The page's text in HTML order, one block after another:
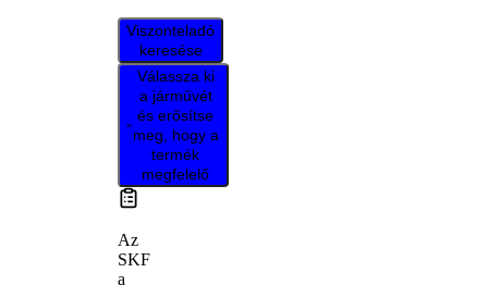
Viszonteladó
keresése
Válassza ki
a járművét
és erősítse
meg, hogy a
termék
megfelelő
Az
SKF
a